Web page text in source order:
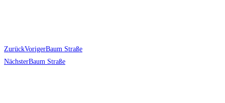
ZurückVorigerBaum Straße
NächsterBaum Straße